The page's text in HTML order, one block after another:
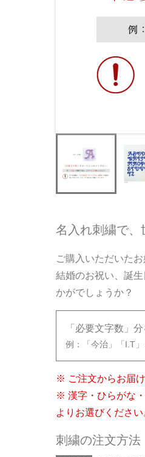
名入れ刺繍で、
ご購入いただいた
結婚のお祝い、誕
かがでしょうか？
「必要文字数」
例：「今治」「I.T
※ ご注文からお届
※ 漢字・ひらがな
よりお選びください
刺繍の注文方法